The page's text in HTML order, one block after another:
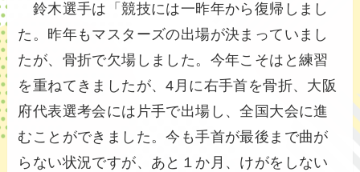
鈴木選手は「競技には一昨年から復帰しまし
た。昨年もマスターズの出場が決まっていまし
たが、骨折で欠場しました。今年こそはと練習
を重ねてきましたが、4月に右手首を骨折、大阪
府代表選考会には片手で出場し、全国大会に進
むことができました。今も手首が最後まで曲が
らない状況ですが、あと１か月、けがをしない